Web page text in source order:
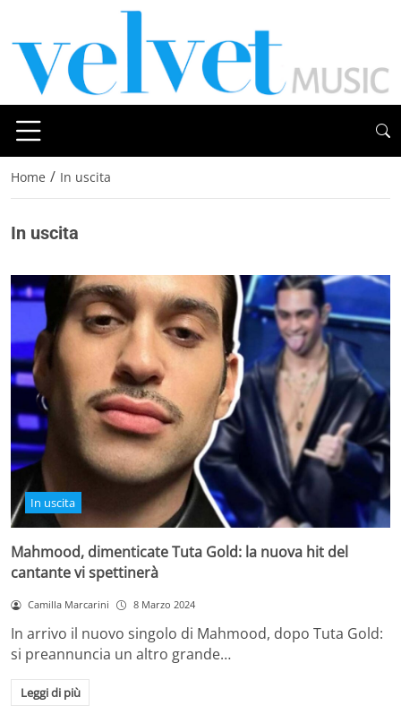
Home / In uscita
In uscita
In uscita
Mahmood, dimenticate Tuta Gold: la nuova hit del
cantante vi spettinerà
Camilla Marcarini 8 Marzo 2024
In arrivo il nuovo singolo di Mahmood, dopo Tuta Gold:
si preannuncia un altro grande…
Leggi di più